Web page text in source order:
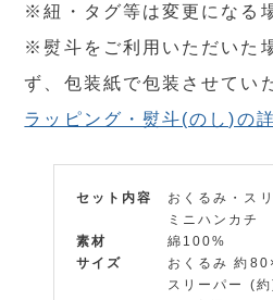
※紐・タグ等は変更になる
※熨斗をご利用いただいた
ず、包装紙で包装させてい
ラッピング・熨斗(のし)の
セット内容
おくるみ・ス
ミニハンカチ
素材
綿100%
サイズ
おくるみ 約
スリーパー (